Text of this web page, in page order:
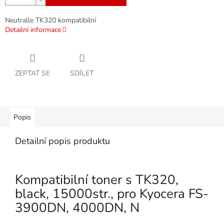
Neutralle TK320 kompatibilní
Detailní informace
ZEPTAT SE SDÍLET
Popis
Detailní popis produktu
Kompatibilní toner s TK320,
black, 15000str., pro Kyocera FS-
3900DN, 4000DN, N